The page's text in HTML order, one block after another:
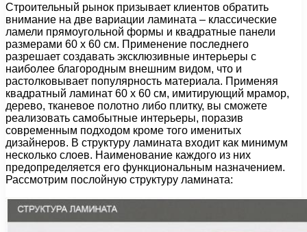
Строительный рынок призывает клиентов обратить
внимание на две вариации ламината – классические
ламели прямоугольной формы и квадратные панели
размерами 60 x 60 см. Применение последнего
разрешает создавать эксклюзивные интерьеры с
наиболее благородным внешним видом, что и
растолковывает популярность материала. Применяя
квадратный ламинат 60 x 60 см, имитирующий мрамор,
дерево, тканевое полотно либо плитку, вы сможете
реализовать самобытные интерьеры, поразив
современным подходом кроме того именитых
дизайнеров. В структуру ламината входит как минимум
несколько слоев. Наименование каждого из них
предопределяется его функциональным назначением.
Рассмотрим послойную структуру ламината: